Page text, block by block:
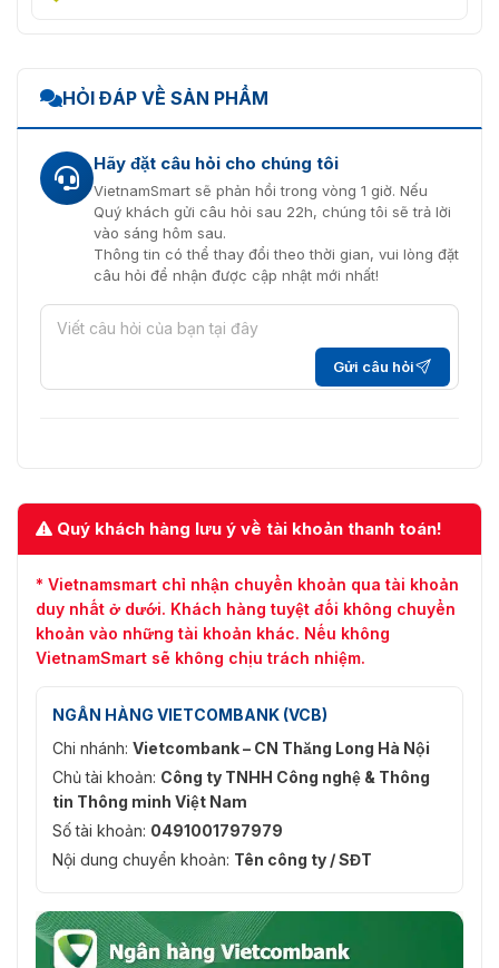
HỎI ĐÁP VỀ SẢN PHẨM
Hãy đặt câu hỏi cho chúng tôi
VietnamSmart sẽ phản hồi trong vòng 1 giờ. Nếu
Quý khách gửi câu hỏi sau 22h, chúng tôi sẽ trả lời
vào sáng hôm sau.
Thông tin có thể thay đổi theo thời gian, vui lòng đặt
câu hỏi để nhận được cập nhật mới nhất!
Gửi câu hỏi
Quý khách hàng lưu ý về tài khoản thanh toán!
* Vietnamsmart chỉ nhận chuyển khoản qua tài khoản
duy nhất ở dưới. Khách hàng tuyệt đối không chuyển
khoản vào những tài khoản khác. Nếu không
VietnamSmart sẽ không chịu trách nhiệm.
NGÂN HÀNG VIETCOMBANK (VCB)
Chi nhánh: Vietcombank – CN Thăng Long Hà Nội
Chủ tài khoản: Công ty TNHH Công nghệ & Thông
tin Thông minh Việt Nam
Số tài khoản: 0491001797979
Nội dung chuyển khoản: Tên công ty / SĐT